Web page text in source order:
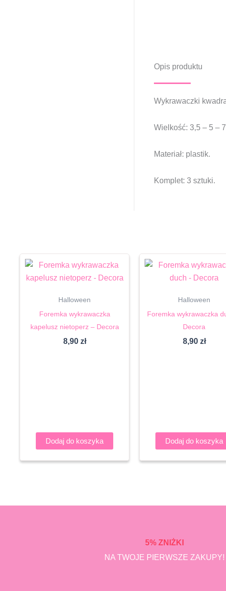
Opis produktu
Wykrawaczki
Wielkość: 3,5 – 5 –
Materiał: plastik.
Komplet: 3 sztuki.
Halloween
Foremka wykrawaczka
kapelusz nietoperz – Decora
8,90 zł
Dodaj do koszyka
Halloween
Foremka wykrawaczka
Decora
8,90 zł
Dodaj do koszyka
5% ZNIŻKI
NA TWOJE PIERWSZE ZAKUPY!